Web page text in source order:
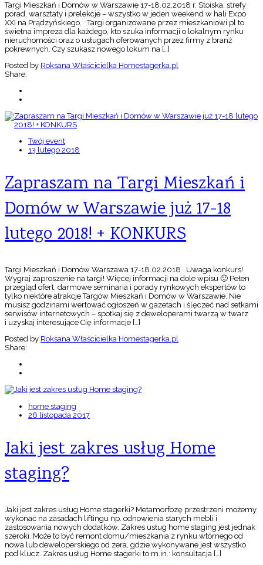
Targi Mieszkań i Domów w Warszawie 17-18.02.2018 r. Stoiska, strefy
porad, warsztaty i prelekcje – wszystko w jeden weekend w hali Expo
XXI na Prądzyńskiego. Targi organizowane przez mieszkaniowi.pl to
świetna impreza dla każdego, kto szuka informacji o lokalnym rynku
nieruchomości oraz o usługach oferowanych przez firmy z branż
pokrewnych. Czy szukasz nowego lokum na […]
Posted by Roksana Właścicielka Homestagerka.pl
Share:
Twój event
13 lutego 2018
Zapraszam na Targi Mieszkań i
Domów w Warszawie już 17-18
lutego 2018! + KONKURS
Targi Mieszkań i Domów Warszawa 17-18.02.2018 Uwaga konkurs!
Wygraj zaproszenie na targi! Więcej informacji na dole wpisu 🙂 Pełen
przegląd ofert, darmowe seminaria i porady rynkowych ekspertów to
tylko niektóre atrakcje Targów Mieszkań i Domów w Warszawie. Nie
musisz godzinami wertować ogłoszeń w gazetach i ślęczeć nad setkami
serwisów internetowych – spotkaj się z deweloperami twarzą w twarz
i uzyskaj interesujące Cię informacje […]
Posted by Roksana Właścicielka Homestagerka.pl
Share:
home staging
26 listopada 2017
Jaki jest zakres usług Home
staging?
Jaki jest zakres usług Home stagerki? Metamorfozę przestrzeni możemy
wykonać na zasadach liftingu np. odnowienia starych mebli i
zastosowania nowych dodatków. Zakres usług home staging jest jednak
szeroki. Może to być remont domu/mieszkania z rynku wtórnego od
nowa lub deweloperskiego od zera, gdzie wykonywane jest wszystko
pod klucz. Zakres usług Home stagerki to m.in.: konsultacja […]